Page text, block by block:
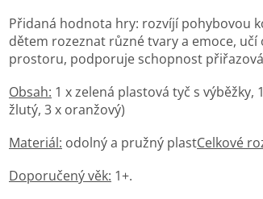
Přidaná hodnota hry: rozvíjí pohybovou
dětem rozeznat různé tvary a emoce, učí
prostoru, podporuje schopnost
Obsah: 1 x zelená plastová tyč s výběžky,
žlutý, 3 x oranžový)
Materiál: odolný a pružný plastCelkové
Doporučený věk: 1+.